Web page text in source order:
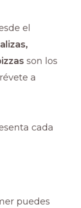
el
son los
a
cada
puedes